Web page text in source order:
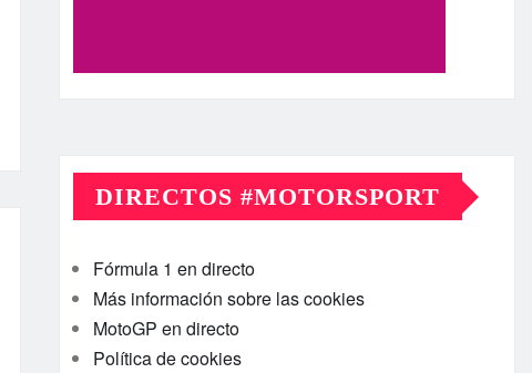
DIRECTOS #MOTORSPORT
Fórmula 1 en directo
Más información sobre las cookies
MotoGP en directo
Política de cookies